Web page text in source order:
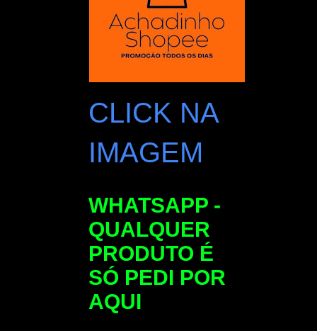
CLICK NA
IMAGEM
WHATSAPP -
QUALQUER
PRODUTO É
SÓ PEDI POR
AQUI